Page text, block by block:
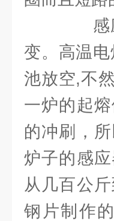
感应
变。高温
池放空,不
一炉的起
的冲刷，
炉子的感
从几百公
钢片制作